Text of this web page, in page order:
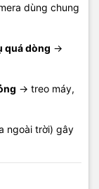
dùng chung
quá dòng →
→ treo máy,
ngoài trời) gây
P. Dương Đông,